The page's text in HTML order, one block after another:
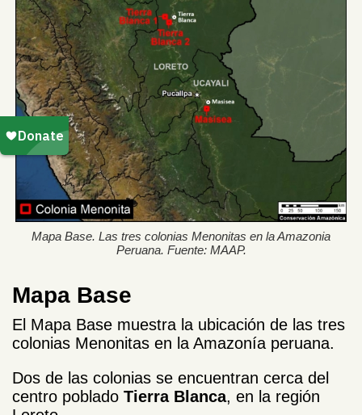
Mapa Base. Las tres colonias Menonitas en la Amazonia
Peruana. Fuente: MAAP.
Mapa Base
El Mapa Base muestra la ubicación de las tres
colonias Menonitas en la Amazonía peruana.
Dos de las colonias se encuentran cerca del
centro poblado Tierra Blanca, en la región